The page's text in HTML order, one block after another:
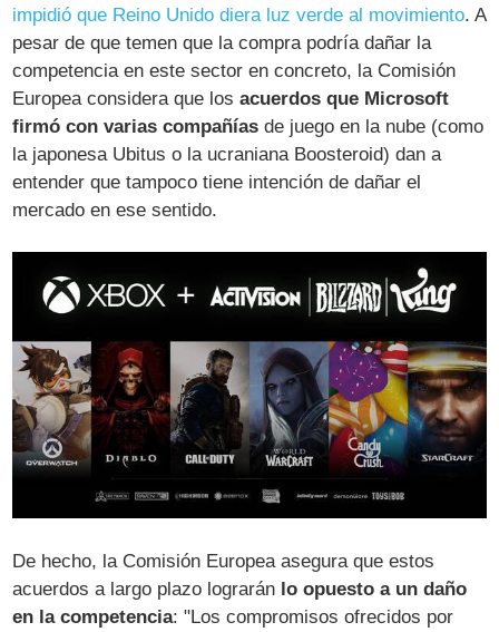
impidió que Reino Unido diera luz verde al movimiento. A
pesar de que temen que la compra podría dañar la
competencia en este sector en concreto, la Comisión
Europea considera que losacuerdos que Microsoft
firmó con varias compañías de juego en la nube (como
la japonesa Ubitus o la ucraniana Boosteroid) dan a
entender que tampoco tiene intención de dañar el
mercado en ese sentido.
De hecho, la Comisión Europea asegura que estos
acuerdos a largo plazo lograrán lo opuesto a un daño
en la competencia: "Los compromisos ofrecidos por